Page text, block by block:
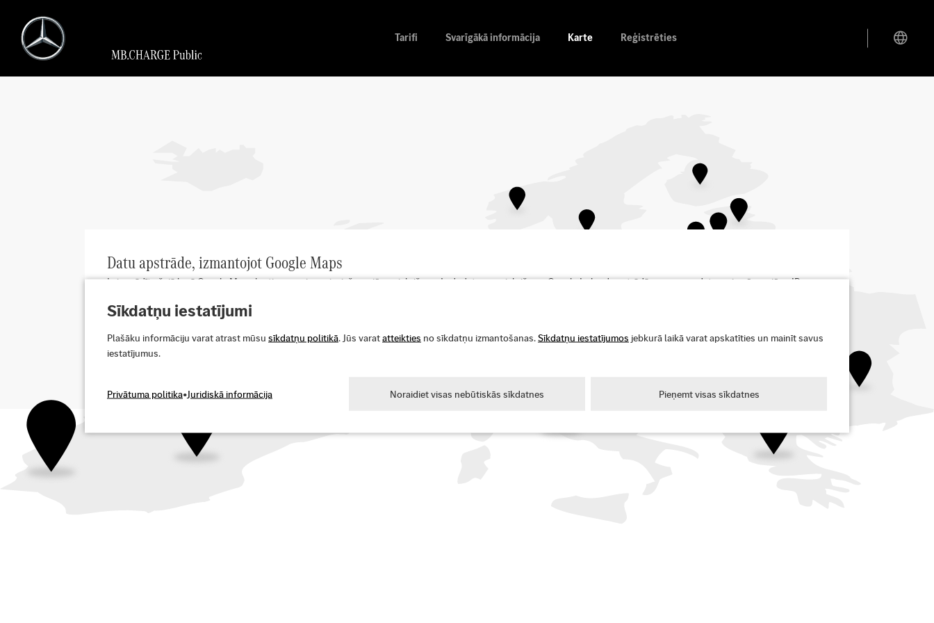
Tarifi Svarīgākā informācija Karte Reģistrēties
Datu apstrāde, izmantojot Google Maps
Lai parādītu šajā lapā Google Maps karti, mums ir nepieciešama jūsu piekrišana. Ja dodat savu piekrišanu, Google Ireland apstrādās personas datus, piemēram, jūsu IP
noklikšķinot uz ikonas “i” labajā pusē. Papildu informācija pieejama mūsu konfidencialitātes politikā.
Jā, es piekrītu
Sīkdatņu iestatījumi
Plašāku informāciju varat atrast mūsu sīkdatņu politikā. Jūs varatatteikties no sīkdatņu izmantošanas.Sīkdatņu iestatījumos jebkurā laikā varat apskatīties un mainīt savus
iestatījumus.
Noraidiet visas nebūtiskās sīkdatnes Pieņemt visas sīkdatnes
Privātuma politika•Juridiskā informācija